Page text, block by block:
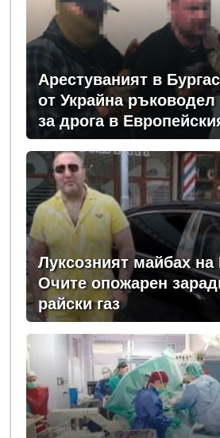
Арестуваният в
от Украйна
за дрога в
Луксозният майбах
Очите опожарен
райски газ